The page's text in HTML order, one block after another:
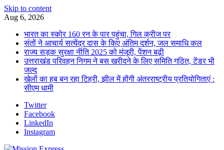
Skip to content
Aug 6, 2026
भारत का स्कोर 160 रन के पार पहुंचा, गिल क्रीज पर
संतों ने आचार्य सत्येंद्र दास के किए अंतिम दर्शन, जल समाधि कल
राज्य सड़क सुरक्षा नीति 2025 को मंजूरी, पेंशन बढ़ी
उत्तराखंड परिवहन निगम ने बस खरीदने के लिए समिति गठित, टेंडर भी
जल्द
खेलों का हब बन रहा टिहरी, झील में होंगी अंतरराष्ट्रीय प्रतियोगिताएं :
सीएम धामी
Twitter
Facebook
LinkedIn
Instagram